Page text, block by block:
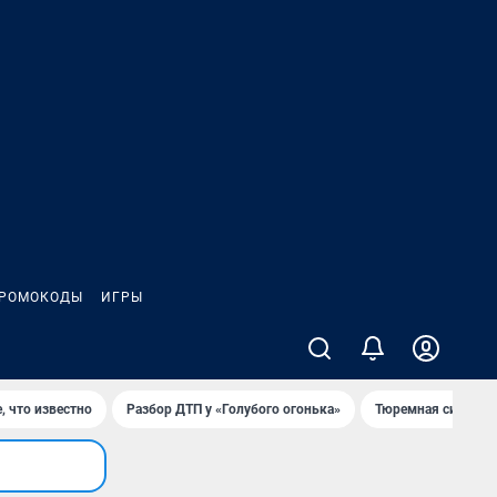
ИГРЫ
что известно Разбор ДТП у «Голубого огонька» Тюремная